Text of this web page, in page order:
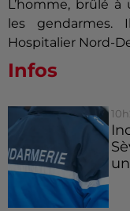
L’homme, brûlé
les gendarmes.
Hospitalier Nord-
Infos